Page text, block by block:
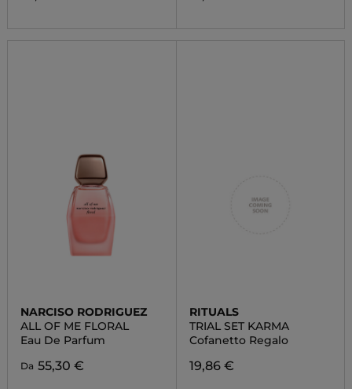
NARCISO RODRIGUEZ
ALL OF ME FLORAL
Eau De Parfum
Da 55,30 €
RITUALS
TRIAL SET KARMA
Cofanetto Regalo
19,86 €